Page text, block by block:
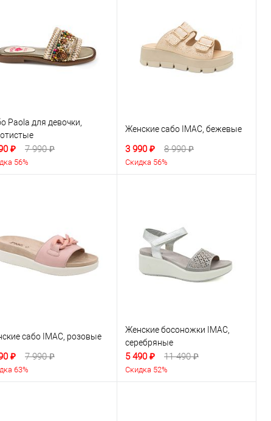
Paola для девочки,
₽ 7 990 ₽
56%
Женские сабо IMAC, бежевые
3 990 ₽ 8 990 ₽
Скидка 56%
сабо IMAC, розовые
₽ 7 990 ₽
63%
Женские босоножки IMAC,
серебряные
5 490 ₽ 11 490 ₽
Скидка 52%